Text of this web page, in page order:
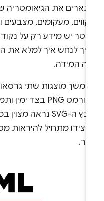
את הגיאומטריה של
מעקומים, מצבעים
יש מידע רק על נקודות
לנחש איך למלא את
המידה.
מוצגות שתי גרסאות
מתחיל להיראות